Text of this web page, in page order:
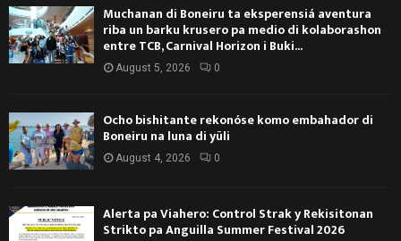
Muchanan di Boneiru ta eksperensiá aventura
riba un barku krusero pa medio di kolaborashon
entre TCB, Carnival Horizon i Buki...
August 5, 2026 0
Ocho bishitante rekonóse komo embahador di
Boneiru na luna di yüli
August 4, 2026 0
Alerta pa Viahero: Control Strak y Rekisitonan
Strikto pa Anguilla Summer Festival 2026